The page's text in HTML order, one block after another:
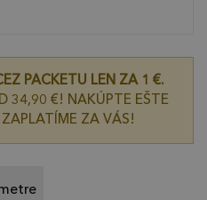
PACKETU LEN ZA 1 €.
34,90 €! NAKÚPTE EŠTE
ZA VÁS!